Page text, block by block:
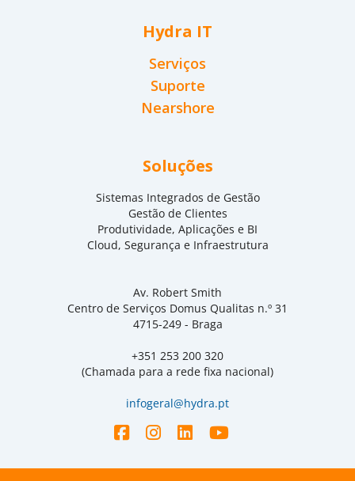
Hydra IT
Serviços
Suporte
Nearshore
Soluções
Sistemas Integrados de Gestão
Gestão de Clientes
Produtividade, Aplicações e BI
Cloud, Segurança e Infraestrutura
Av. Robert Smith
Centro de Serviços Domus Qualitas n.º 31
4715-249 - Braga
+351 253 200 320
(Chamada para a rede fixa nacional)
infogeral@hydra.pt